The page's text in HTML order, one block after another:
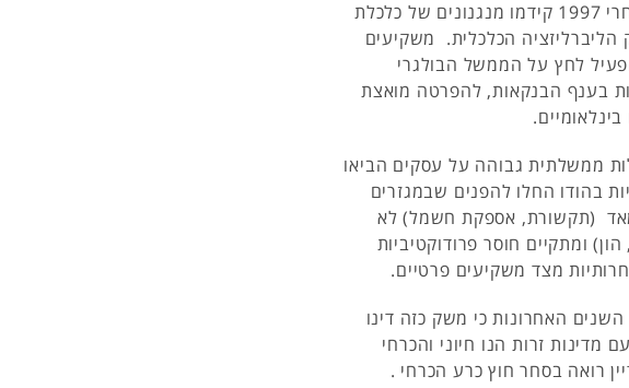
בבולגריה, שלוש הממשלות בבולגריה אחרי 1997 קידמו מנגנונים של כלכלת
הליברליזציה הכלכלית. משקיעים
לחץ על הממשל הבולגרי
בענף הבנקאות, להפרטה מואצת
ממשלתית גבוהה על עסקים הביאו
בהודו החלו להפנים שבמגזרים
(תקשורת, אספקת חשמל) לא
ומתקיים חוסר פרודוקטיביות
מצד משקיעים פרטיים.
האחרונות כי משק כזה דינו
מדינות זרות הנו חיוני והכרחי
רואה בסחר חוץ כרע הכרחי .